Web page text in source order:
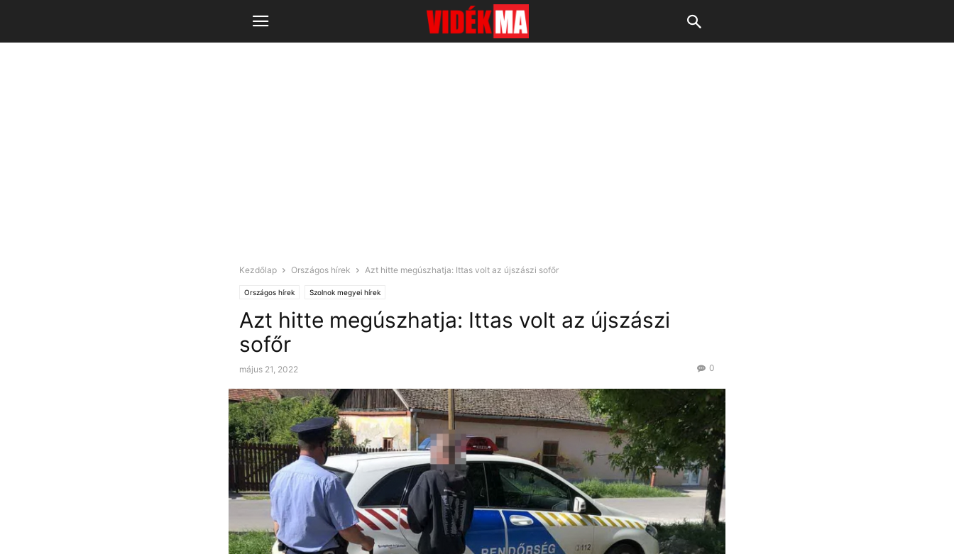
Kezdőlap Országos hírek Azt hitte megúszhatja: Ittas volt az újszászi sofőr
Országos hírek Szolnok megyei hírek
Azt hitte megúszhatja: Ittas volt az újszászi
sofőr
május 21, 2022 0